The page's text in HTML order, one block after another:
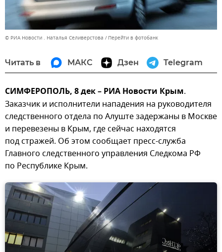
© РИА Новости . Наталья Селиверстова Перейти в фотобанк
Читать в МАКС Дзен Telegram
СИМФЕРОПОЛЬ, 8 дек – РИА Новости Крым.
Заказчик и исполнители нападения на руководителя
следственного отдела по Алуште задержаны в Москве
и перевезены в Крым, где сейчас находятся
под стражей. Об этом сообщает пресс-служба
Главного следственного управления Следкома РФ
по Республике Крым.